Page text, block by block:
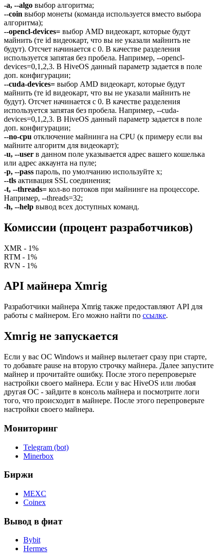
-a, --algo выбор алгоритма;
--coin выбор монеты (команда используется вместо выбора
алгоритма);
--opencl-devices= выбор AMD видеокарт, которые будут
майнить (те id видеокарт, что вы не указали майнить не
будут). Отсчет начинается с 0. В качестве разделения
используется запятая без пробела. Например, --opencl-
devices=0,1,2,3. В HiveOS данный параметр задается в поле
доп. конфигурации;
--cuda-devices= выбор AMD видеокарт, которые будут
майнить (те id видеокарт, что вы не указали майнить не
будут). Отсчет начинается с 0. В качестве разделения
используется запятая без пробела. Например, --cuda-
devices=0,1,2,3. В HiveOS данный параметр задается в поле
доп. конфигурации;
--no-cpu отключение майнинга на CPU (к примеру если вы
майните алгоритм для видеокарт);
-u, --user в данном поле указывается адрес вашего кошелька
или адрес аккаунта на пуле;
-p, --pass пароль, по умолчанию используйте x;
--tls активация SSL соединения;
-t, --threads= кол-во потоков при майнинге на процессоре.
Например, --threads=32;
-h, --help вывод всех доступных команд.
Комиссии (процент разработчиков)
XMR - 1%
RTM - 1%
RVN - 1%
API майнера Xmrig
Разработчики майнера Xmrig также предоставляют API для
работы с майнером. Его можно найти по ссылке.
Xmrig не запускается
Если у вас ОС Windows и майнер вылетает сразу при старте,
то добавьте pause на вторую строчку майнера. Далее запустите
майнер и прочитайте ошибку. После этого перепроверьте
настройки своего майнера. Если у вас HiveOS или любая
другая ОС - зайдите в консоль майнера и посмотрите логи
того, что происходит в майнере. После этого перепроверьте
настройки своего майнера.
Мониторинг
Telegram (bot)
Minerbox
Биржи
MEXC
Coinex
Вывод в фиат
Bybit
Hermes